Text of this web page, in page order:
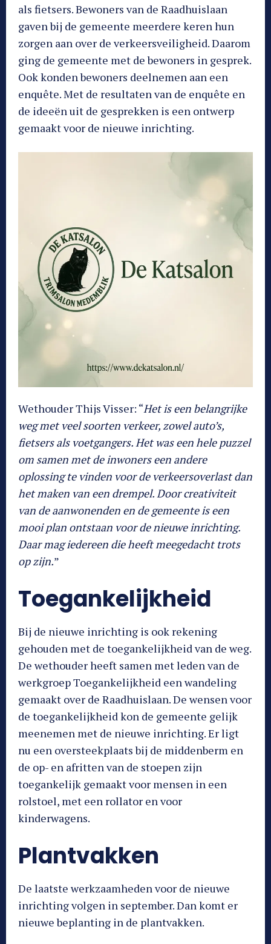
als fietsers. Bewoners van de Raadhuislaan
gaven bij de gemeente meerdere keren hun
zorgen aan over de verkeersveiligheid. Daarom
ging de gemeente met de bewoners in gesprek.
Ook konden bewoners deelnemen aan een
enquête. Met de resultaten van de enquête en
de ideeën uit de gesprekken is een ontwerp
gemaakt voor de nieuwe inrichting.
Wethouder Thijs Visser: “Het is een belangrijke
weg met veel soorten verkeer, zowel auto’s,
fietsers als voetgangers. Het was een hele puzzel
om samen met de inwoners een andere
oplossing te vinden voor de verkeersoverlast dan
het maken van een drempel. Door creativiteit
van de aanwonenden en de gemeente is een
mooi plan ontstaan voor de nieuwe inrichting.
Daar mag iedereen die heeft meegedacht trots
op zijn.”
Toegankelijkheid
Bij de nieuwe inrichting is ook rekening
gehouden met de toegankelijkheid van de weg.
De wethouder heeft samen met leden van de
werkgroep Toegankelijkheid een wandeling
gemaakt over de Raadhuislaan. De wensen voor
de toegankelijkheid kon de gemeente gelijk
meenemen met de nieuwe inrichting. Er ligt
nu een oversteekplaats bij de middenberm en
de op- en afritten van de stoepen zijn
toegankelijk gemaakt voor mensen in een
rolstoel, met een rollator en voor
kinderwagens.
Plantvakken
De laatste werkzaamheden voor de nieuwe
inrichting volgen in september. Dan komt er
nieuwe beplanting in de plantvakken.